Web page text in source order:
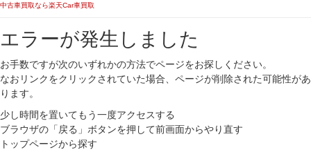
中古車買取なら楽天Car車買取
エラーが発生しました
お手数ですが次のいずれかの方法でページをお探しください。
なおリンクをクリックされていた場合、ページが削除された可能性があ
ります。
少し時間を置いてもう一度アクセスする
ブラウザの「戻る」ボタンを押して前画面からやり直す
トップページから探す